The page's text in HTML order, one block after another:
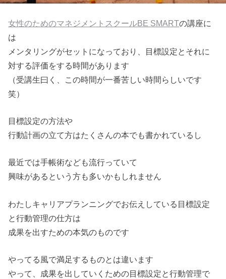
女性のためのマネジメントスクールBE SMARTの講座に
は
メンタリングがセットになっており、目標設定とそれに
対する評価をする時間があります
（受講生曰く、この時間が一番苦しい時間らしいです
笑）
目標設定の方法や
行動計画の立て方はたくさんの本でも書かれているし
最近では手帳術なども流行っていて
興味があるという方も多いかもしれません
わたしキャリアプランニングでお伝えしている目標設定
と行動管理の仕方は
成果を出すための本気のものです
やってる風で満足するものとは違います
やって、成果を出していくための目標設定と行動管理で